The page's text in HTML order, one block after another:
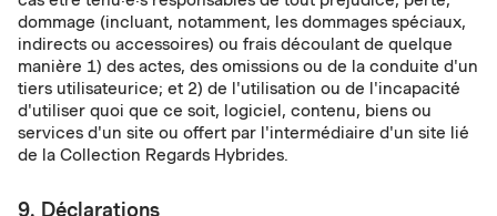
dommage (incluant, notamment, les dommages spéciaux,
indirects ou accessoires) ou frais découlant de quelque
manière 1) des actes, des omissions ou de la conduite d'un
tiers utilisateurice; et 2) de l'utilisation ou de l'incapacité
d'utiliser quoi que ce soit, logiciel, contenu, biens ou
services d'un site ou offert par l'intermédiaire d'un site lié
de la Collection Regards Hybrides.
9. Déclarations